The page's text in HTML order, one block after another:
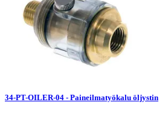
34-PT-OILER-04 - Paineilmatyökalu öljystin